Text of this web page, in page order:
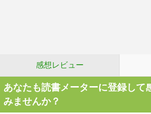
感想レビュー
あなたも読書メーターに登録して
みませんか？